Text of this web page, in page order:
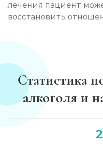
лечения пациент
восстановить
Статистика
алкоголя и